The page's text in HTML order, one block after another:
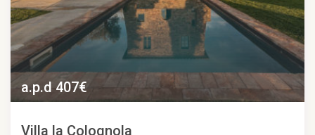
a.p.d 407€
Villa la Colognola